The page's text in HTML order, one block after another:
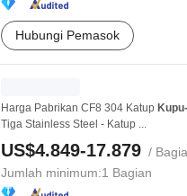
Hubungi Pemasok
Harga Pabrikan CF8 304 Katup
Tiga Stainless Steel - Katup ...
US$4.849-17.879 /
Jumlah minimum:1 Bagian